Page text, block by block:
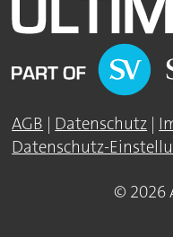
AGB Datenschutz
Datenschutz-
© 2026